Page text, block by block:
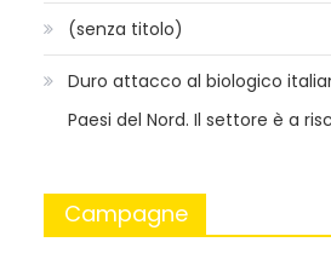
(senza titolo)
Duro attacco al biologico
Paesi del Nord. Il settore è a
Campagne